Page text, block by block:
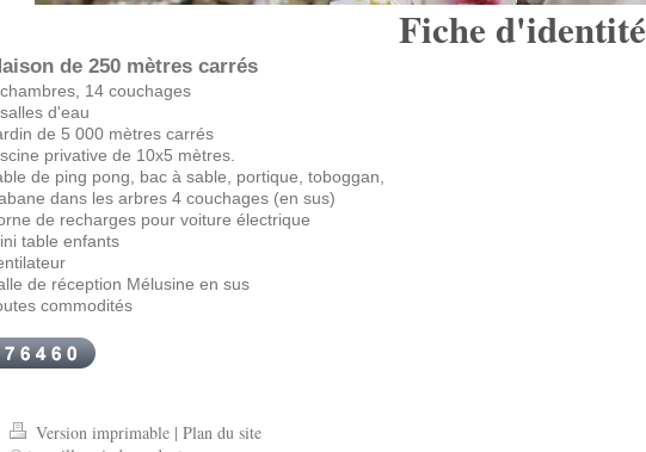
Fiche d'identité
de 250 mètres carrés
14 couchages
d'eau
de 5 000 mètres carrés
privative de 10x5 mètres.
de ping pong, bac à sable, portique, toboggan,
dans les arbres 4 couchages (en sus)
de recharges pour voiture électrique
table enfants
de réception Mélusine en sus
commodités
Version imprimable | Plan du site